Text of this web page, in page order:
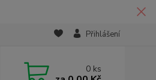
Přihlášení
0 ks